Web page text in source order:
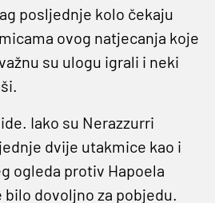
posljednje kolo čekaju
ovog natjecanja koje
su ulogu igrali i neki
Iako su Nerazzurri
dvije utakmice kao i
ogleda protiv Hapoela
bilo dovoljno za pobjedu.